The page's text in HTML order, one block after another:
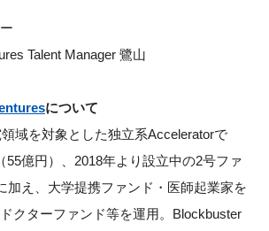
Talent Manager 鷺山
について
域を対象とした独立系Acceleratorで
55億円）、2018年より設立中の2号ファ
加え、大学提携ファンド・医師起業家を
クターファンド等を運用。Blockbuster